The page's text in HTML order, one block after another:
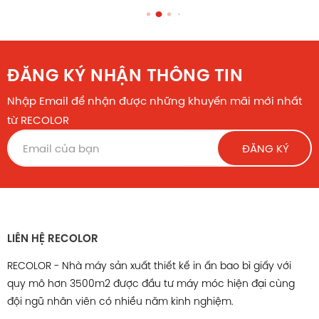
ĐĂNG KÝ NHẬN THÔNG TIN
Nhập Email để nhận được những khuyến mãi mới nhất
từ RECOLOR
ĐĂNG KÝ
LIÊN HỆ RECOLOR
RECOLOR - Nhà máy sản xuất thiết kế in ấn bao bì giấy với
quy mô hơn 3500m2 được đầu tư máy móc hiện đại cùng
đội ngũ nhân viên có nhiều năm kinh nghiệm.